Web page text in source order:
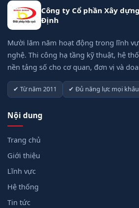
Công ty Cổ phần Xây
Định
Mười lăm năm hoạt động trong lĩnh
nghệ. Thi công hạ tầng kỹ thuật, hệ
nền tảng số cho cơ quan, đơn vị và
✔ Từ năm 2011 ✔ Đủ năng lực mọi khâu
Nội dung
Trang chủ
Giới thiệu
Lĩnh vực
Hệ thống
Tin tức